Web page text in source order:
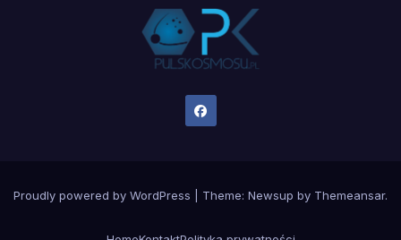
Proudly powered by WordPress Theme: Newsup by Themeansar.